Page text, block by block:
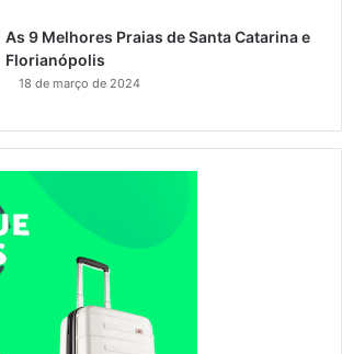
As 9 Melhores Praias de Santa Catarina e
Florianópolis
18 de março de 2024